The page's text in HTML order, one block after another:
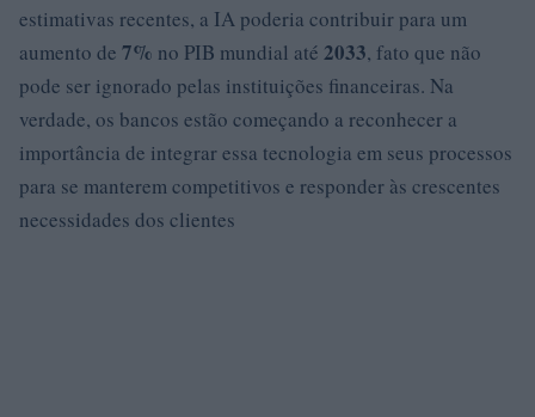
estimativas recentes, a IA poderia contribuir para um
aumento de 7% no PIB mundial até 2033, fato que não
pode ser ignorado pelas instituições financeiras. Na
verdade, os bancos estão começando a reconhecer a
importância de integrar essa tecnologia em seus processos
para se manterem competitivos e responder às crescentes
necessidades dos clientes